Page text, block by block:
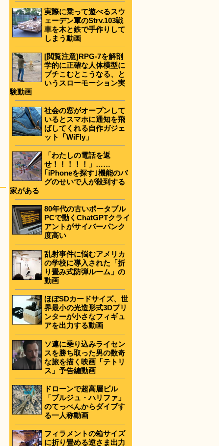
実際に乗って遊べるスウ
ェーデン軍のStrv.103戦
車を木と鉄で手作りして
しまう動画
[閲覧注意]RPG-7を解剖
学的に正確な人体模型に
ブチこむとこうなる、と
いうスローモーション実
験動画
社会の窓がオープンして
いるとスマホに通知を飛
ばしてくれる自作ガジェ
ット「WiFly」
「わたしの電話を返
せ！！！！！」……
｢iPhoneを探す｣機能のバ
グのせいで人が殺到する
家がある
80年代の古いポータブル
PCで動くChatGPTクライ
アントがサイバーパンク
度高い
乱射事件に悩むアメリカ
の学校に導入された「折
り畳み式防弾ルーム」の
動画
ほぼSDカードサイズ、世
界最小の光造形式3Dプリ
ンターが小さなフィギュ
アを出力する動画
ソ連に乗り込みライセン
スを勝ち取った男の数奇
な旅を描く映画「テトリ
ス」予告編動画
ドローンで超高層ビル
「ブルジュ・ハリファ」
のてっぺんからダイブす
る一人称動画
フィラメントの箱サイズ
に折り畳める逆さま出力